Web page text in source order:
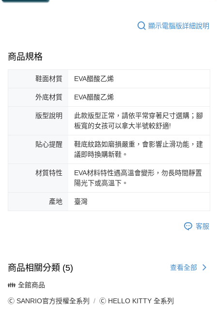
顯示電腦版詳細說明
商品規格
鞋面材質 EVA醋酸乙烯
外底材質 EVA醋酸乙烯
版型說明
此款版型正常，請依平常穿著尺寸選購；腳
板寬的女孩可以拿大半號較舒適!
貼心提醒
鞋底紋路如磨損嚴重，會影響止滑功能，建
議即時換購新鞋。
材質特性
EVA材料特性遇高溫會變形，勿長時間靜置
陽光下或高溫下。
產地 臺灣
客服
商品相關分類 (5) 查看全部
👪 全館商品
Ⓒ SANRIO官方授權全系列 Ⓒ HELLO KITTY 全系列